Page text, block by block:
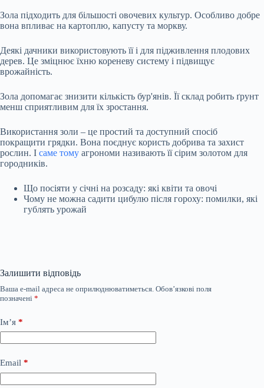
Зола підходить для більшості овочевих культур. Особливо добре
вона впливає на картоплю, капусту та моркву.
Деякі дачники використовують її і для підживлення плодових
дерев. Це зміцнює їхню кореневу систему і підвищує
врожайність.
Зола допомагає знизити кількість бур'янів. Її склад робить ґрунт
менш сприятливим для їх зростання.
Використання золи – це простий та доступний спосіб
покращити грядки. Вона поєднує користь добрива та захист
рослин. І саме тому агрономи називають її сірим золотом для
городників.
Що посіяти у січні на розсаду: які квіти та овочі
Чому не можна садити цибулю після гороху: помилки, які
гублять урожай
Залишити відповідь
Ваша e-mail адреса не оприлюднюватиметься. Обов’язкові поля
позначені *
Ім’я *
Email *